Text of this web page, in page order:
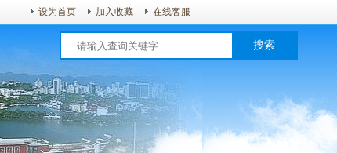
设为首页 加入收藏 在线客服
搜索